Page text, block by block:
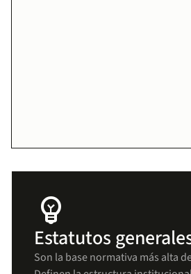
emoji_objects
Estatutos
Son la base normativa más alta